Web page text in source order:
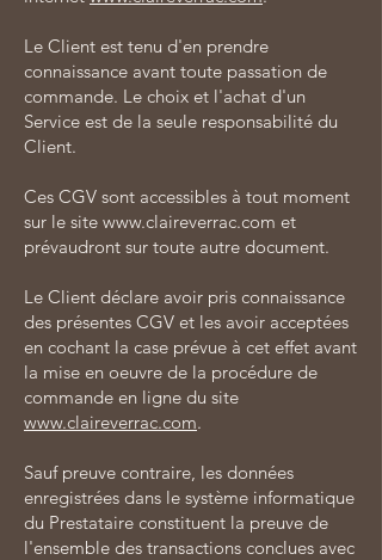
Le Client est tenu d'en prendre
connaissance avant toute passation de
commande. Le choix et l'achat d'un
Service est de la seule responsabilité du
Client.
Ces CGV sont accessibles à tout moment
sur le site www.claireverrac.com et
prévaudront sur toute autre document.
Le Client déclare avoir pris connaissance
des présentes CGV et les avoir acceptées
en cochant la case prévue à cet effet avant
la mise en oeuvre de la procédure de
commande en ligne du site
www.claireverrac.com.
Sauf preuve contraire, les données
enregistrées dans le système informatique
du Prestataire constituent la preuve de
l'ensemble des transactions conclues avec